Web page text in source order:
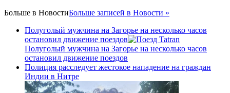
Больше в НовостиБольше записей в Новости »
Полуголый мужчина на Загорье на несколько часов
остановил движение поездов
Полуголый мужчина на Загорье на несколько часов
остановил движение поездов
Полиция расследует жестокое нападение на граждан
Индии в Нитре